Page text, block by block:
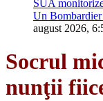
SUA
Un
august 2026,
Socrul
nunţii